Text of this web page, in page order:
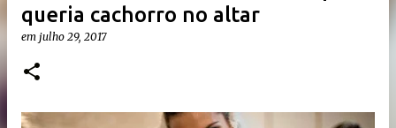
queria cachorro no altar
em julho 29, 2017